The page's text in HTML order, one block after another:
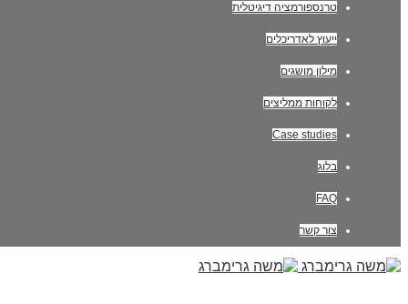
טרנספורמציה דיגיטלית
ייעוץ לאדריכלים
מילון מושגים
לקוחות ממליצים
Case studies
בלוג
FAQ
צור קשר